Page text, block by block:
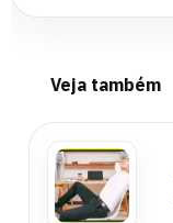
Veja também